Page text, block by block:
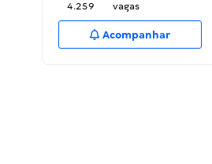
4.259
vagas
Acompanhar